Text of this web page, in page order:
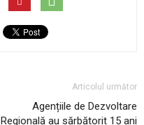
Articolul următor
Agențiile de Dezvoltare
Regională au sărbătorit 15 ani